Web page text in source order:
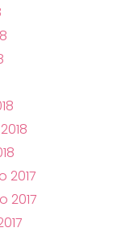
2017
2017